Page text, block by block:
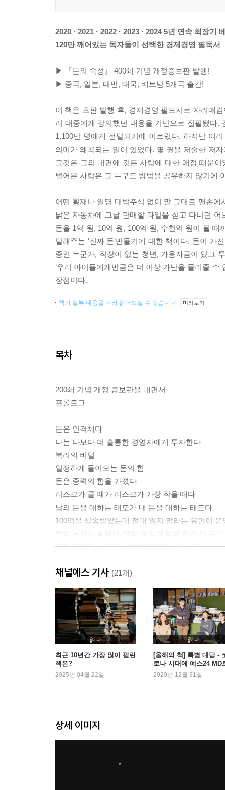
2020 · 2021 · 2022 · 2023 · 2024 5년 연속 최장기
120만 깨어있는 독자들이 선택한 경제경영 필독서
▶ 『돈의 속성』 400쇄 기념 개정증보판 발행!
▶ 중국, 일본, 대만, 태국, 베트남 5개국 출간!
이 책은 초판 발행 후, 경제경영 필도서로 자리매
려 대중에게 강의했던 내용을 기반으로 집필됐다
1,100만 명에게 전달되기에 이르렀다. 하지만 여
의미가 왜곡되는 일이 있었다. 몇 권을 저술한 저
그것은 그의 내면에 깃든 사람에 대한 애정 때문
벌어본 사람은 그 누구도 방법을 공유하지 않기에
어떤 횡재나 일명 대박주식 없이 말 그대로 맨손
낡은 자동차에 그날 판매할 과일을 싣고 다니던
돈을 1억 원, 10억 원, 100억 원, 수천억 원이 될 때
말해주는 ‘진짜 돈’만들기에 대한 책이다. 돈이
중인 누군가, 직장이 없는 청년, 가용자금이 있고
‘우리 아이들에게만큼은 더 이상 가난을 물려줄
장점이다.
책의 일부 내용을 미리 읽어보실 수 있습니다. 미리보기
목차
200쇄 기념 개정 증보판을 내면서
프롤로그
돈은 인격체다
나는 나보다 더 훌륭한 경영자에게 투자한다
복리의 비밀
일정하게 들어오는 돈의 힘
돈은 중력의 힘을 가졌다
리스크가 클 때가 리스크가 가장 작을 때다
남의 돈을 대하는 태도가 내 돈을 대하는 태도다
100억을 상속받았는데 절대 잃지 말라는 유언이 붙
경제 전문가는 경기를 정말 예측할 수 있나?
다른 이를 부르는 호칭에 따라 내게 오는 운이 바뀐
반복되는 운은 실력이고 반복되는 실패는 습관이다
뉴스를 통해 사실과 투자 정보를 구분하는 법
돈마다 시간은 다르게 흐른다
달걀을 한 바구니에 담지 않았는데 왜 모두 깨질까?
부자가 되는 세 가지 방법
돈을 모으지 못하는 이유
자신이 금융 문맹인지 알아보는 법
주식으로 수익을 내는 사람들의 세 가지 특징
금융 공황 발생에 따른 세 가지 인간상
내가 청년으로 다시 돌아가 부자가 되려 한다면
채널예스 기사 (21개)
읽다
최근 10년간 가장 많이 팔린
책은?
2025년 04월 22일
읽다
[올해의 책] 특별 대담 -
로나 시대에 예스24 MD
살아가기
2020년 12월 31일
상세 이미지